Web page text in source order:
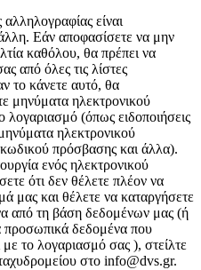
είναι
Εάν αποφασίσετε να μην
καθόλου, θα πρέπει να
από όλες τις λίστες
το κάνετε αυτό, θα
μηνύματα ηλεκτρονικού
λογαριασμό (όπως ειδοποιήσεις
ηλεκτρονικού
πρόσβασης και άλλα).
ενός ηλεκτρονικού
ότι δεν θέλετε πλέον να
μας και θέλετε να καταργήσετε
από τη βάση δεδομένων μας (ή
προσωπικά δεδομένα που
με το λογαριασμό σας ), στείλτε
στο info@dvs.gr.